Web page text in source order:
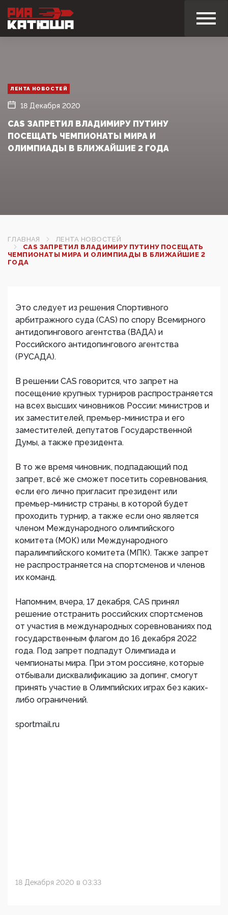
ЛЕНТА НОВОСТЕЙ
18 Декабря 2020
CAS ЗАПРЕТИЛ ВЛАДИМИРУ ПУТИНУ
ПОСЕЩАТЬ ЧЕМПИОНАТЫ МИРА И
ОЛИМПИАДЫ В БЛИЖАЙШИЕ 2 ГОДА
ГЛАВНАЯ
ЛЕНТА НОВОСТЕЙ
CAS ЗАПРЕТИЛ ВЛАДИМИРУ ПУТИНУ ПОСЕЩАТЬ
ЧЕМПИОНАТЫ МИРА И ОЛИМПИАДЫ В БЛИЖАЙШИЕ 2
ГОДА
Это следует из решения Спортивного
арбитражного суда (CAS) по спору Всемирного
антидопингового агентства (ВАДА) и
Российского антидопингового агентства
(РУСАДА).
В решении CAS говорится, что запрет на
посещение крупных турниров распространяется
на всех высших чиновников России: министров и
их заместителей, премьер-министра и его
заместителей, депутатов Государственной
Думы, а также президента.
В то же время чиновник, подпадающий под
запрет, всё же сможет посетить соревнования,
если его лично пригласит президент или
премьер-министр страны, в которой будет
проходить турнир, а также если оно является
членом Международного олимпийского
комитета (МОК) или Международного
паралимпийского комитета (МПК). Также запрет
не распространяется на спортсменов и членов
их команд.
Напомним, вчера, 17 декабря, CAS принял
решение отстранить российских спортсменов
от участия в международных соревнованиях под
государственным флагом до 16 декабря 2022
года. Под запрет подпадут Олимпиада и
чемпионаты мира. При этом россияне, которые
отбывали дисквалификацию за допинг, смогут
принять участие в Олимпийских играх без каких-
либо ограничений.
sportmail.ru
18 Декабря 2020 в 03:33